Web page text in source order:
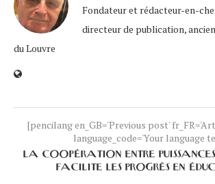
Fondateur et rédacteur-en-
directeur de publication,
du Louvre
[pencilang en_GB='Previous post'
language_code='Your language
LA COOPÉRATION ENTRE
FACILITE LES PROGRÈS EN